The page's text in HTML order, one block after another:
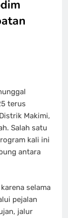
terus
Makimi,
Salah satu
kali ini
antara
selama
pejalan
jalur